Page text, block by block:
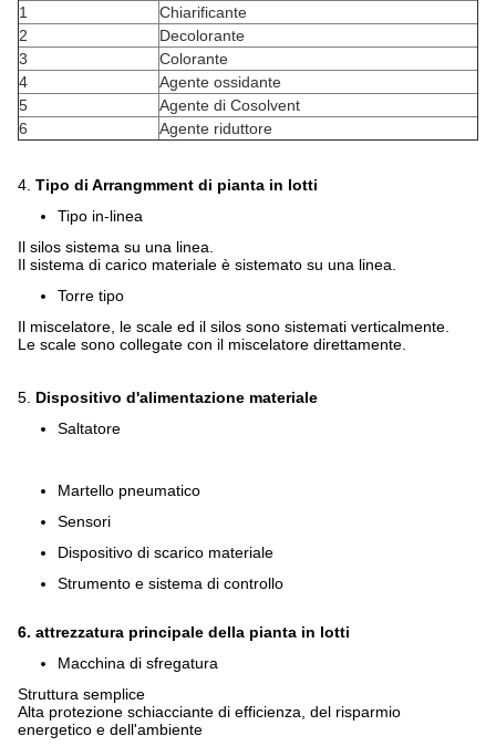
1
Chiarificante
2
Decolorante
3
Colorante
4
Agente ossidante
5
Agente di Cosolvent
6
Agente riduttore
4. Tipo di Arrangmment di pianta in lotti
Tipo in-linea
Il silos sistema su una linea.
Il sistema di carico materiale è sistemato su una linea.
Torre tipo
Il miscelatore, le scale ed il silos sono sistemati verticalmente.
Le scale sono collegate con il miscelatore direttamente.
5. Dispositivo d'alimentazione materiale
Saltatore
Martello pneumatico
Sensori
Dispositivo di scarico materiale
Strumento e sistema di controllo
6. attrezzatura principale della pianta in lotti
Macchina di sfregatura
Struttura semplice
Alta protezione schiacciante di efficienza, del risparmio
energetico e dell'ambiente